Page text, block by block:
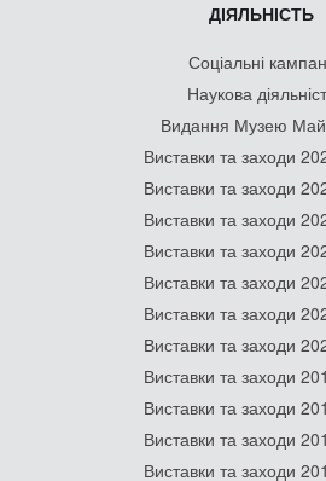
ДІЯЛЬНІСТЬ
Соціальні
Наукова
Видання Музею
Виставки та заходи
Виставки та заходи
Виставки та заходи
Виставки та заходи
Виставки та заходи
Виставки та заходи
Виставки та заходи
Виставки та заходи
Виставки та заходи
Виставки та заходи
Виставки та заходи